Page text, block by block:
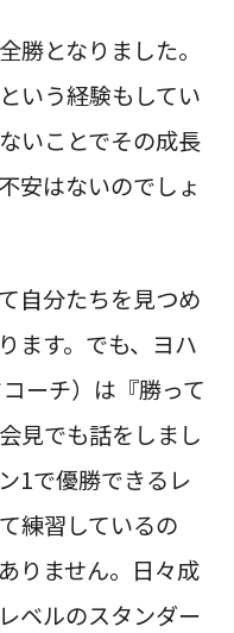
となりました。
いう経験もしてい
いことでその成長
安はないのでしょ
自分たちを見つめ
ます。でも、ヨハ
ーチ）は『勝って
見でも話をしまし
1で優勝できるレ
練習しているの
りません。日々成
ベルのスタンダー